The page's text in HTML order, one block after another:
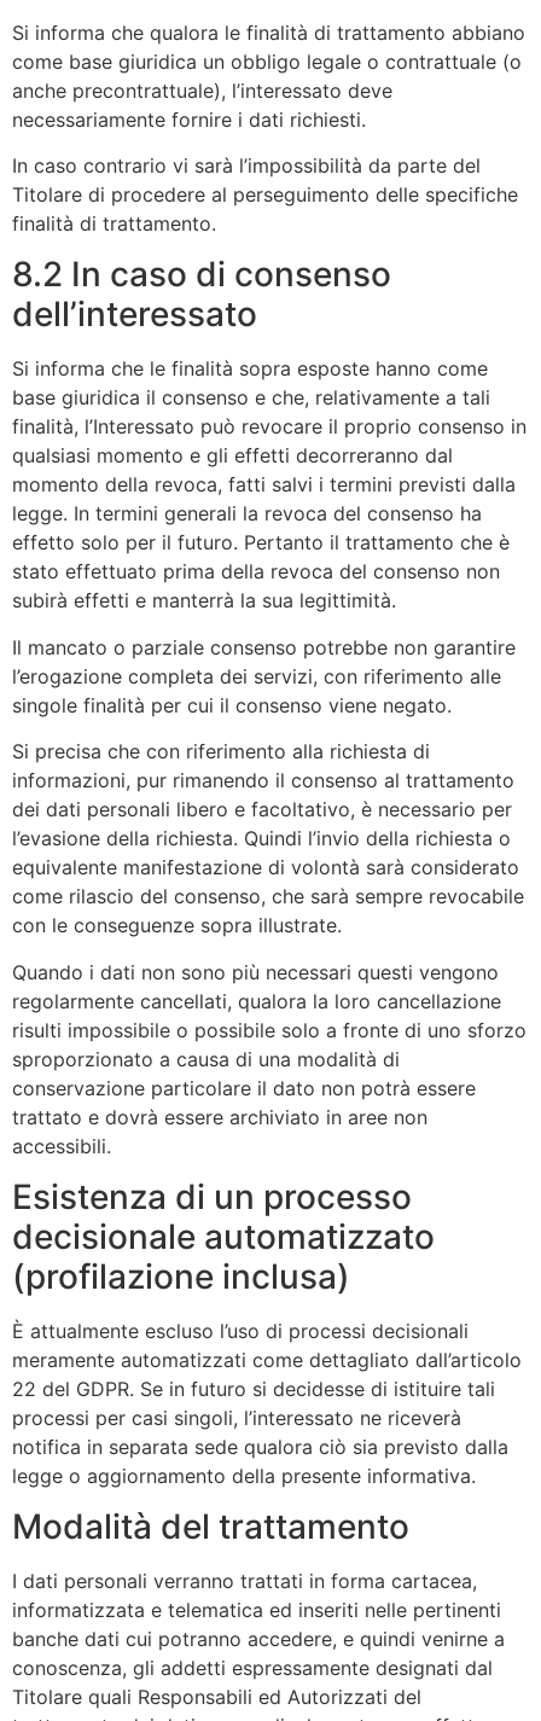
Si informa che qualora le finalità di trattamento abbiano
come base giuridica un obbligo legale o contrattuale (o
anche precontrattuale), l’interessato deve
necessariamente fornire i dati richiesti.
In caso contrario vi sarà l’impossibilità da parte del
Titolare di procedere al perseguimento delle specifiche
finalità di trattamento.
8.2 In caso di consenso
dell’interessato
Si informa che le finalità sopra esposte hanno come
base giuridica il consenso e che, relativamente a tali
finalità, l’Interessato può revocare il proprio consenso in
qualsiasi momento e gli effetti decorreranno dal
momento della revoca, fatti salvi i termini previsti dalla
legge. In termini generali la revoca del consenso ha
effetto solo per il futuro. Pertanto il trattamento che è
stato effettuato prima della revoca del consenso non
subirà effetti e manterrà la sua legittimità.
Il mancato o parziale consenso potrebbe non garantire
l’erogazione completa dei servizi, con riferimento alle
singole finalità per cui il consenso viene negato.
Si precisa che con riferimento alla richiesta di
informazioni, pur rimanendo il consenso al trattamento
dei dati personali libero e facoltativo, è necessario per
l’evasione della richiesta. Quindi l’invio della richiesta o
equivalente manifestazione di volontà sarà considerato
come rilascio del consenso, che sarà sempre revocabile
con le conseguenze sopra illustrate.
Quando i dati non sono più necessari questi vengono
regolarmente cancellati, qualora la loro cancellazione
risulti impossibile o possibile solo a fronte di uno sforzo
sproporzionato a causa di una modalità di
conservazione particolare il dato non potrà essere
trattato e dovrà essere archiviato in aree non
accessibili.
Esistenza di un processo
decisionale automatizzato
(profilazione inclusa)
È attualmente escluso l’uso di processi decisionali
meramente automatizzati come dettagliato dall’articolo
22 del GDPR. Se in futuro si decidesse di istituire tali
processi per casi singoli, l’interessato ne riceverà
notifica in separata sede qualora ciò sia previsto dalla
legge o aggiornamento della presente informativa.
Modalità del trattamento
I dati personali verranno trattati in forma cartacea,
informatizzata e telematica ed inseriti nelle pertinenti
banche dati cui potranno accedere, e quindi venirne a
conoscenza, gli addetti espressamente designati dal
Titolare quali Responsabili ed Autorizzati del